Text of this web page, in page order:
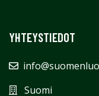
YHTEYSTIEDOT
Suomi